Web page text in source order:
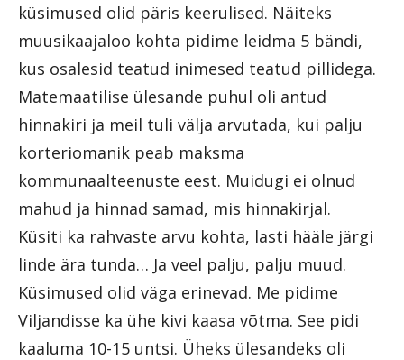
küsimused olid päris keerulised. Näiteks
muusikaajaloo kohta pidime leidma 5 bändi,
kus osalesid teatud inimesed teatud pillidega.
Matemaatilise ülesande puhul oli antud
hinnakiri ja meil tuli välja arvutada, kui palju
korteriomanik peab maksma
kommunaalteenuste eest. Muidugi ei olnud
mahud ja hinnad samad, mis hinnakirjal.
Küsiti ka rahvaste arvu kohta, lasti hääle järgi
linde ära tunda… Ja veel palju, palju muud.
Küsimused olid väga erinevad. Me pidime
Viljandisse ka ühe kivi kaasa võtma. See pidi
kaaluma 10-15 untsi. Üheks ülesandeks oli